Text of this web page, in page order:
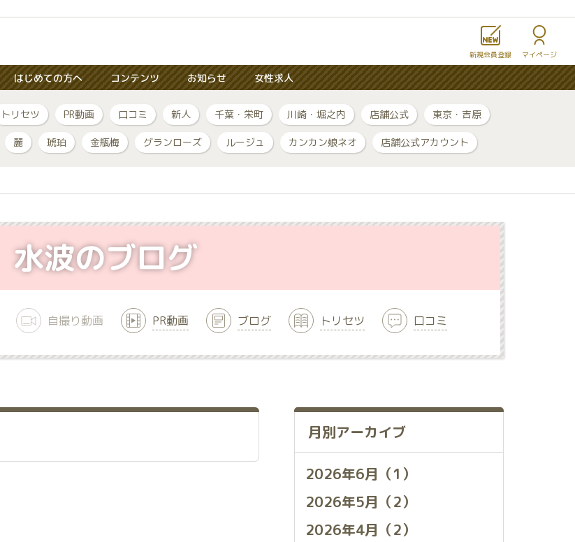
新規会員登録 マイページ
はじめての方へ コンテンツ お知らせ 女性求人
トリセツ PR動画 口コミ 新人 千葉・栄町 川崎・堀之内 店舗公式 東京・吉原
麗 琥珀 金瓶梅 グランローズ ルージュ カンカン娘ネオ 店舗公式アカウント
自撮り動画 PR動画 ブログ トリセツ 口コミ
水波のブログ
月別アーカイブ
2026年6月（1）
2026年5月（2）
2026年4月（2）